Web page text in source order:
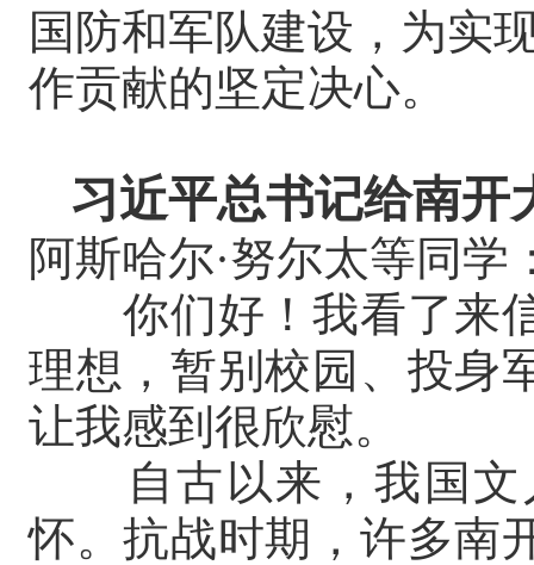
国防和军队建设，为实
作贡献的坚定决心。
习近平总书记给南开
阿斯哈尔·努尔太等同学
你们好！我看了来信
理想，暂别校园、投身
让我感到很欣慰。
自古以来，我国文
怀。抗战时期，许多南